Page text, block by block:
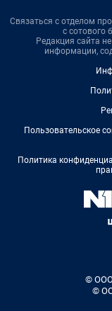
Связаться с отделом
с сотового
Редакция сайта
информации,
Пользовательское
Политика
© ООО
©